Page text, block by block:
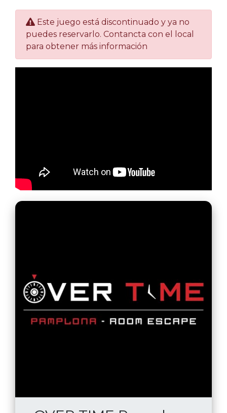
Este juego está discontinuado y ya no
puedes reservarlo. Contancta con el local
para obtener más información